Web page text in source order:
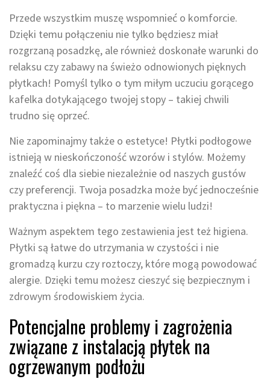
Przede wszystkim muszę wspomnieć o komforcie.
Dzięki temu połączeniu nie tylko będziesz miał
rozgrzaną posadzkę, ale również doskonałe warunki do
relaksu czy zabawy na świeżo odnowionych pięknych
płytkach! Pomyśl tylko o tym miłym uczuciu gorącego
kafelka dotykającego twojej stopy – takiej chwili
trudno się oprzeć.
Nie zapominajmy także o estetyce! Płytki podłogowe
istnieją w nieskończoność wzorów i stylów. Możemy
znaleźć coś dla siebie niezależnie od naszych gustów
czy preferencji. Twoja posadzka może być jednocześnie
praktyczna i piękna – to marzenie wielu ludzi!
Ważnym aspektem tego zestawienia jest też higiena.
Płytki są łatwe do utrzymania w czystości i nie
gromadzą kurzu czy roztoczy, które mogą powodować
alergie. Dzięki temu możesz cieszyć się bezpiecznym i
zdrowym środowiskiem życia.
Potencjalne problemy i zagrożenia
związane z instalacją płytek na
ogrzewanym podłożu